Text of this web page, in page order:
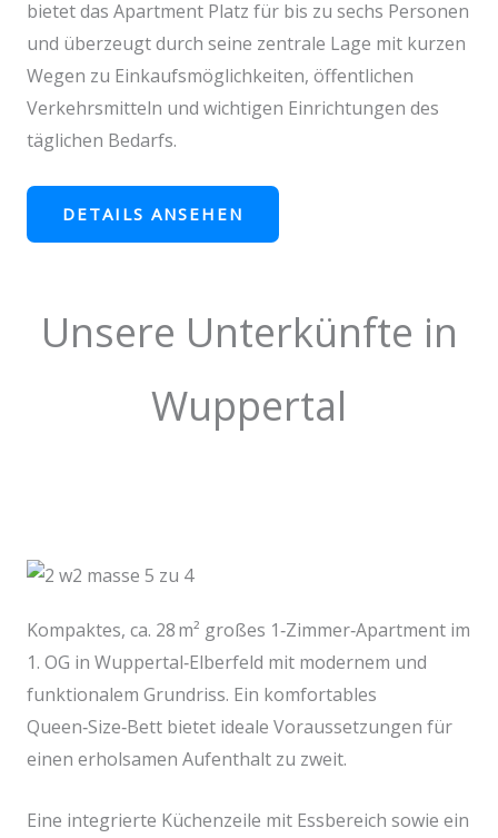
bietet das Apartment Platz für bis zu sechs Personen
und überzeugt durch seine zentrale Lage mit kurzen
Wegen zu Einkaufsmöglichkeiten, öffentlichen
Verkehrsmitteln und wichtigen Einrichtungen des
täglichen Bedarfs.
DETAILS ANSEHEN
Unsere Unterkünfte in
Wuppertal
Kompaktes, ca. 28 m² großes 1‑Zimmer‑Apartment im
1. OG in Wuppertal‑Elberfeld mit modernem und
funktionalem Grundriss. Ein komfortables
Queen‑Size‑Bett bietet ideale Voraussetzungen für
einen erholsamen Aufenthalt zu zweit.
Eine integrierte Küchenzeile mit Essbereich sowie ein